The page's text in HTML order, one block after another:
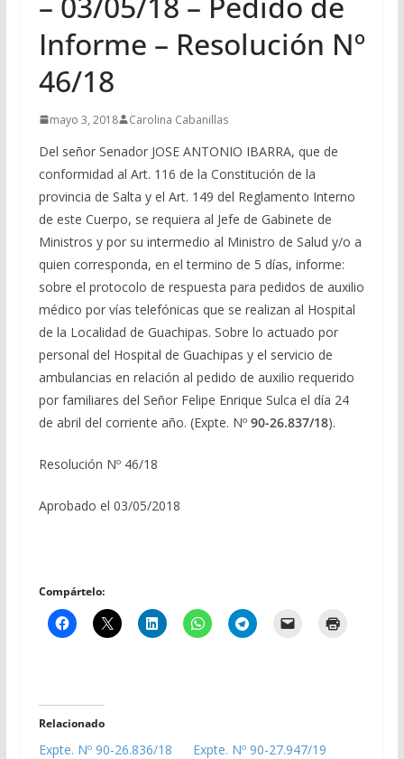
Informe – Resolución Nº
46/18
mayo 3, 2018 Carolina Cabanillas
Del señor Senador JOSE ANTONIO IBARRA, que de
conformidad al Art. 116 de la Constitución de la
provincia de Salta y el Art. 149 del Reglamento Interno
de este Cuerpo, se requiera al Jefe de Gabinete de
Ministros y por su intermedio al Ministro de Salud y/o a
quien corresponda, en el termino de 5 días, informe:
sobre el protocolo de respuesta para pedidos de auxilio
médico por vías telefónicas que se realizan al Hospital
de la Localidad de Guachipas. Sobre lo actuado por
personal del Hospital de Guachipas y el servicio de
ambulancias en relación al pedido de auxilio requerido
por familiares del Señor Felipe Enrique Sulca el día 24
de abril del corriente año. (Expte. Nº 90-26.837/18).
Resolución Nº 46/18
Aprobado el 03/05/2018
Compártelo:
Relacionado
Expte. Nº 90-26.836/18
Expte. Nº 90-27.947/19